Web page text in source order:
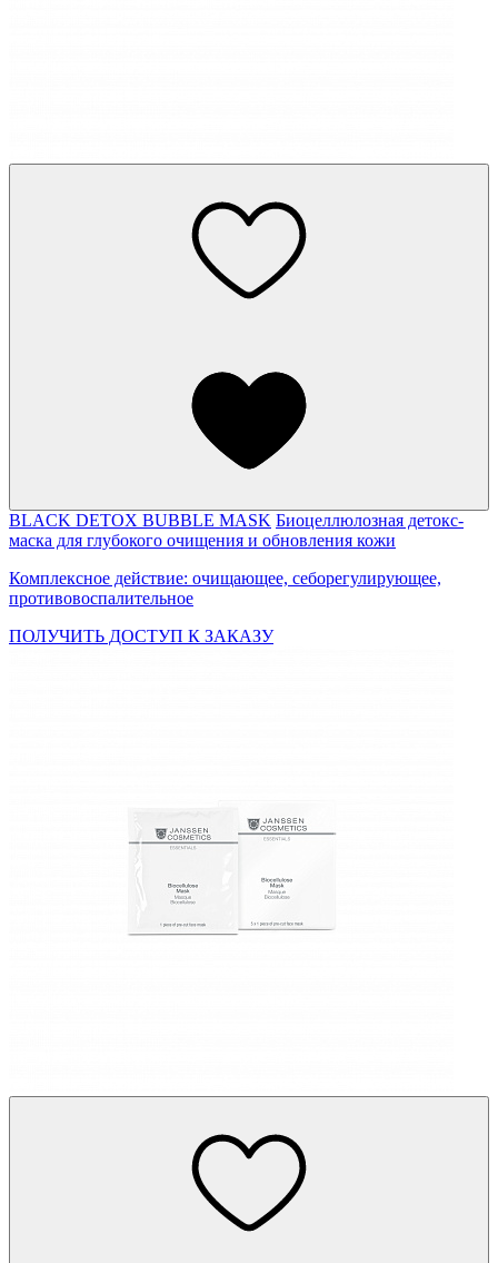
BLACK DETOX BUBBLE MASK Биоцеллюлозная детокс-
маска для глубокого очищения и обновления кожи
Комплексное действие: очищающее, себорегулирующее,
противовоспалительное
ПОЛУЧИТЬ ДОСТУП К ЗАКАЗУ